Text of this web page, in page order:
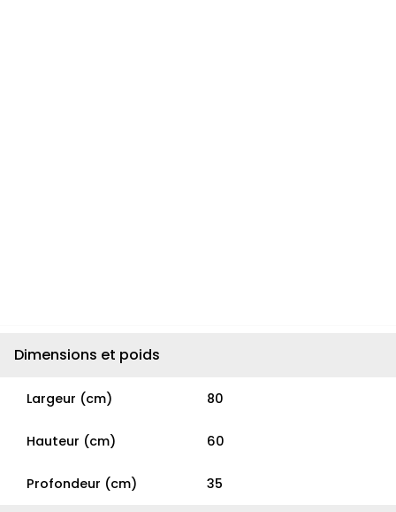
Dimensions et poids
Largeur (cm) 80
Hauteur (cm) 60
Profondeur (cm) 35